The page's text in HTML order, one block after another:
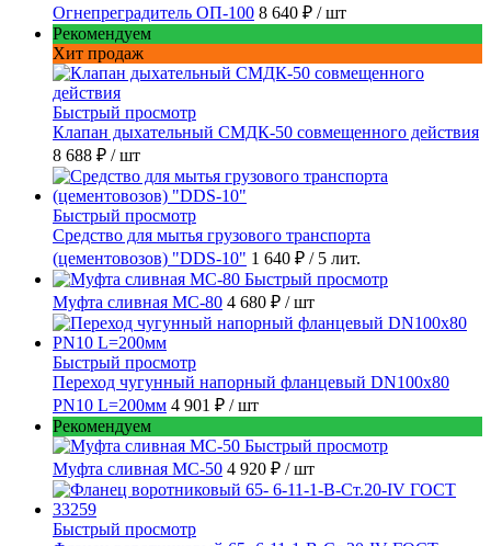
Огнепреградитель ОП-100 8 640 ₽ / шт
Рекомендуем
Хит продаж
Быстрый просмотр
Клапан дыхательный СМДК-50 совмещенного действия
8 688 ₽ / шт
Быстрый просмотр
Средство для мытья грузового транспорта
(цементовозов) "DDS-10" 1 640 ₽ / 5 лит.
Быстрый просмотр
Муфта сливная МС-80 4 680 ₽ / шт
Быстрый просмотр
Переход чугунный напорный фланцевый DN100х80
PN10 L=200мм 4 901 ₽ / шт
Рекомендуем
Быстрый просмотр
Муфта сливная МС-50 4 920 ₽ / шт
Быстрый просмотр